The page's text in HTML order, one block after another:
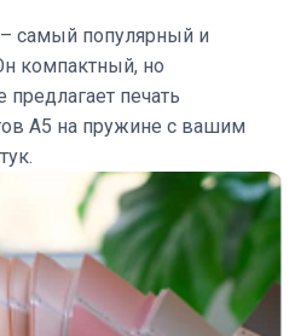
самый популярный и
компактный, но
печать
А5 на пружине с вашим